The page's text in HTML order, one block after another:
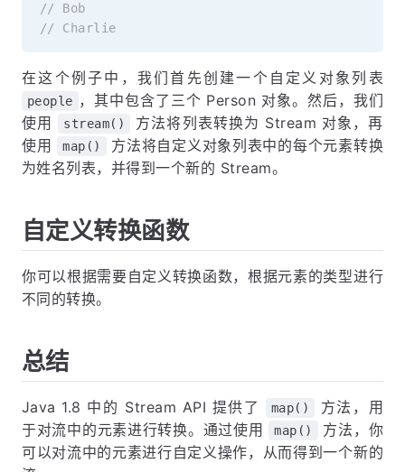
// Bob
// Charlie
在这个例子中，我们首先创建一个自定义对象列表
people ，其中包含了三个 Person 对象。然后，我们
使用
stream()
方法将列表转换为 Stream 对象，再
使用
map()
方法将自定义对象列表中的每个元素转换
为姓名列表，并得到一个新的 Stream。
自定义转换函数
你可以根据需要自定义转换函数，根据元素的类型进行
不同的转换。
总结
Java 1.8 中的 Stream API 提供了 map()
方法，用
于对流中的元素进行转换。通过使用
map()
方法，你
可以对流中的元素进行自定义操作，从而得到一个新的